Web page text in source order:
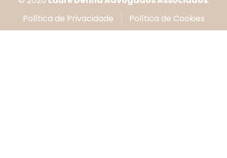
Política de Privacidade
Política de Cookies